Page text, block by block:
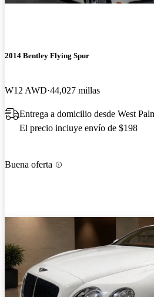
2014 Bentley Flying Spur
W12 AWD 44,027 millas
Entrega a domicilio desde West
El precio incluye envío de $198
Buena oferta